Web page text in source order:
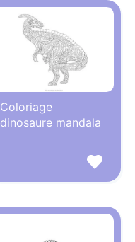
Coloriage
dinosaure mandala